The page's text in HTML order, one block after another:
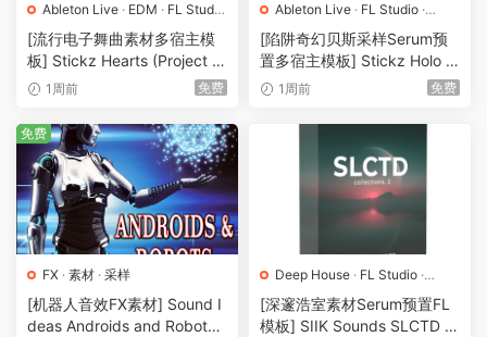
Ableton Live · EDM · FL Studio
· Logic Pro ·MIDI · Pop· 工程
素材 · 采样
[流行电子舞曲素材多宿主模
板] Stickz Hearts (Project Fil
e Expansion) [多格式]（86
1周前 免费
Ableton Live · FL Studio ·
Future Bass·Logic Pro
Serum·Trap·工程 ·素材·采样
·预置
[陷阱奇幻贝斯采样Serum预
置多宿主模板] Stickz Holo E
dition (Pro Version) [WAV]
1周前 免费
FX · 素材 · 采样
[机器人音效FX素材] Sound I
deas Androids and Robots
免费
Deep House · FL Studio ·
House · MIDI ·Serum ·工程·
材·采样·预置
[深邃浩室素材Serum预置FL
模板] SIIK Sounds SLCTD C